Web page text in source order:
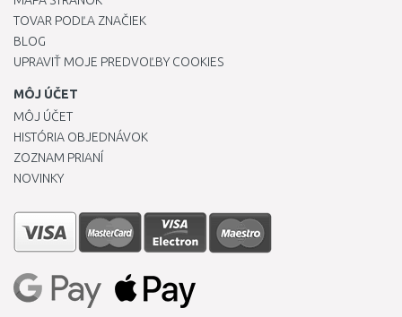
TOVAR PODĽA ZNAČIEK
BLOG
UPRAVIŤ MOJE PREDVOĽBY COOKIES
MÔJ ÚČET
MÔJ ÚČET
HISTÓRIA OBJEDNÁVOK
ZOZNAM PRIANÍ
NOVINKY